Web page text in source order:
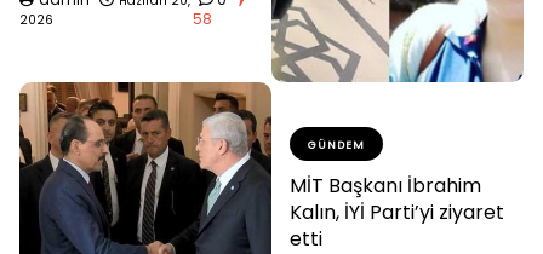
2026
58
GÜNDEM
MİT Başkanı İbrahim
Kalın, İYİ Parti’yi ziyaret
etti